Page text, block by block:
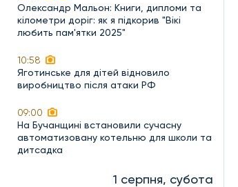
Олександр Мальон: Книги, дипломи та
кілометри доріг: як я підкорив "Вікі
любить пам'ятки 2025"
10:58
Яготинське для дітей відновило
виробництво після атаки РФ
09:00
На Бучанщині встановили сучасну
автоматизовану котельню для школи та
дитсадка
1 серпня, субота